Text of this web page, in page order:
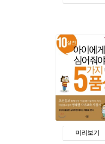
미리보기